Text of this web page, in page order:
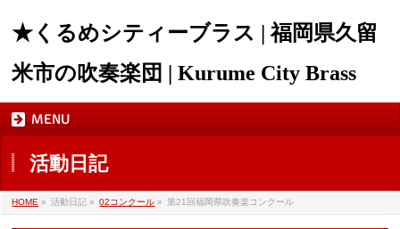
★くるめシティーブラス | 福岡県久留
米市の吹奏楽団 | Kurume City Brass
MENU
活動日記
HOME » 活動日記 » 02コンクール » 第21回福岡県吹奏楽コンクール